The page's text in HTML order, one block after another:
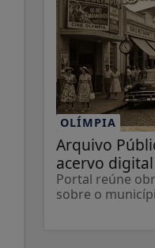
OLÍMPIA
Arquivo
acervo
Portal reúne
sobre o